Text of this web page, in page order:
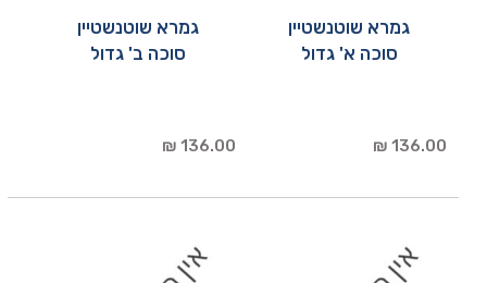
גמרא שוטנשטיין
סוכה א' גדול
136.00 ₪
גמרא שוטנשטיין
סוכה ב' גדול
136.00 ₪